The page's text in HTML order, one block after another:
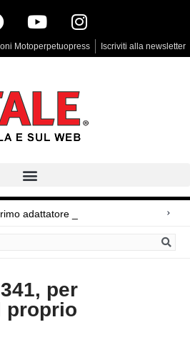
Motoperpetuopress Iscriviti alla newsletter
adattatore autofocus da Leica
in arrivo
per
proprio